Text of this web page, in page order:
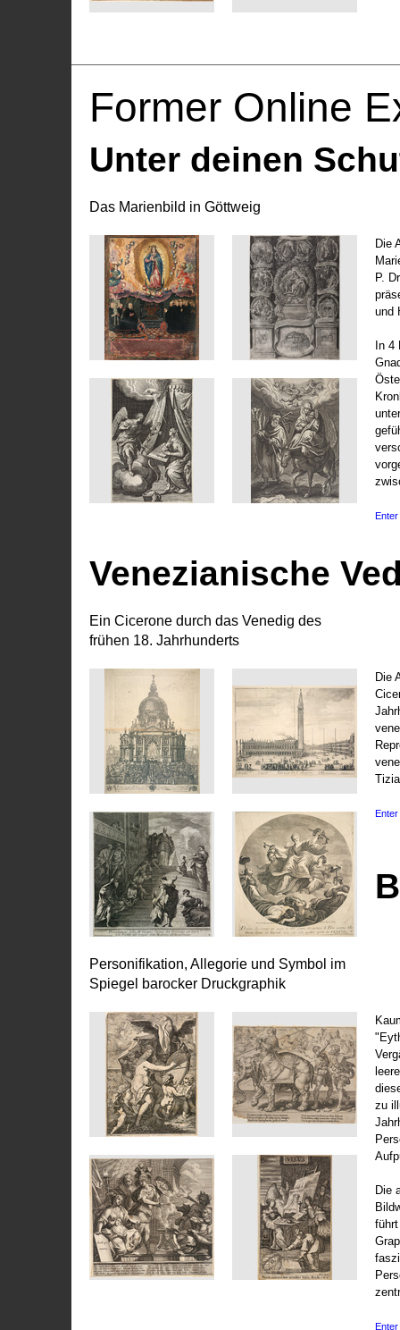
Former Online
Unter deinen
Das Marienbild in Göttweig
Die
P.
und
In 4
Enter
Venezianische
Ein Cicerone durch das Venedig des
frühen 18. Jahrhunderts
Die
Enter
Personifikation, Allegorie und Symbol im
Spiegel barocker Druckgraphik
zu
Die
Enter